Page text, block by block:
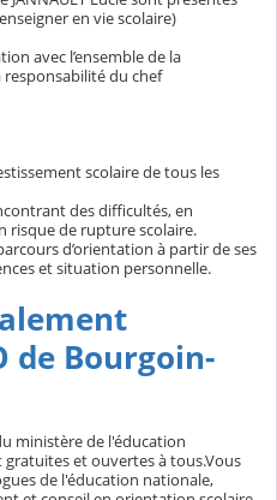
en vie scolaire)
avec l’ensemble de la
du chef
scolaire de tous les
des difficultés, en
risque de rupture scolaire.
d’orientation à partir de ses
et situation personnelle.
de Bourgoin-
ministère de l'éducation
et ouvertes à tous.Vous
de l'éducation nationale,